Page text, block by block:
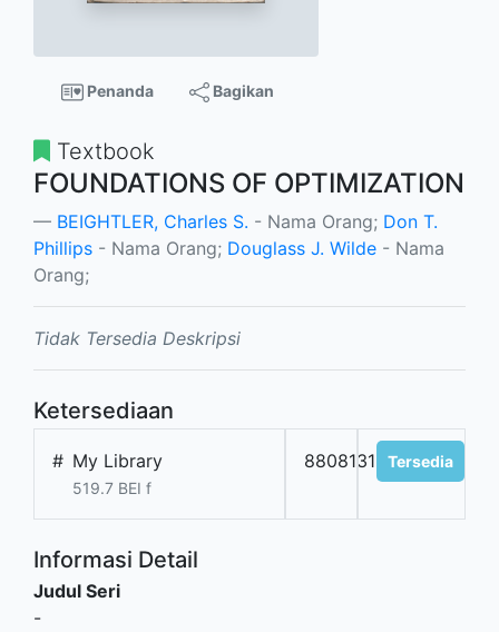
Penanda Bagikan
Textbook
FOUNDATIONS OF OPTIMIZATION
BEIGHTLER, Charles S. - Nama Orang; Don T.
Phillips - Nama Orang; Douglass J. Wilde - Nama
Orang;
Tidak Tersedia Deskripsi
Ketersediaan
# My Library
519.7 BEI f
8808131201Tersedia
Informasi Detail
Judul Seri
-